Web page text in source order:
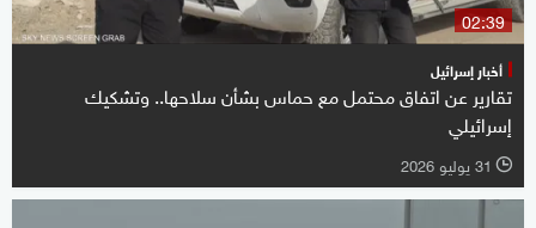
02:39
أخبار إسرائيل
تقارير عن اتفاق محتمل مع حماس بشأن سلاحها.. وتشكيك
إسرائيلي
l 31 يوليو 2026